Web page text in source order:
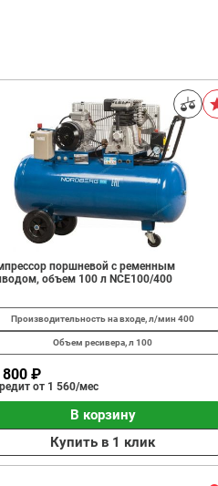
поршневой с ременным
объем 100 л NCE100/400
Производительность на входе, л/мин 400
Объем ресивера, л 100
800 ₽
от 1 560/мес
В корзину
Купить в 1 клик